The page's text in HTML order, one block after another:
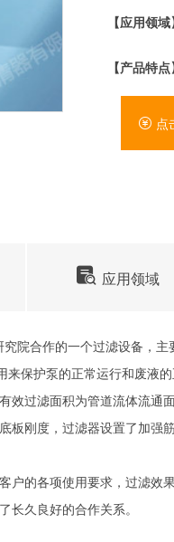
【应用领域
【产品特点
点
应用领域
院合作的一个过滤设备，
来保护泵的正常运行和废液的
效过滤面积为管道流体流通
板刚度，过滤器设置了加强
户的各项使用要求，过滤效
长久良好的合作关系。